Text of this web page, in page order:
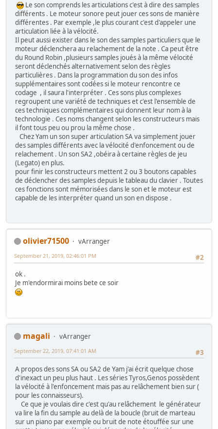
Le son comprends les articulations c'est à dire des samples
différents . Le moteur sonore peut jouer ces sons de manière
différentes . Par exemple ,le plus courant c'est d'appeler une
articulation liée à la vélocité.
Il peut aussi exister dans le son des samples particuliers que le
moteur déclenchera au relachement de la note . Ca peut être
du Round Robin ,plusieurs samples joués à la même vélocité
seront déclenchés alternativement selon des règles
particulières . Dans la programmation du son des infos
supplémentaires sont codées si le moteur rencontre ce
codage , il saura l'interpréter . Ces sons plus complexes
regroupent une variété de techniques et c'est l'ensemble de
ces techniques complémentaires qui donnent leur nom à la
technologie . Ces noms changent selon les constructeurs mais
il font tous peu ou prou la même chose .
Chez Yam un son super articulation SA va simplement jouer
des samples différents avec la vélocité d'enfoncement ou de
relachement . Un son SA2 ,obéira à certaine règles de jeu
(Legato) en plus.
pour finir les constructeurs mettent 2 ou 3 boutons capables
de déclencher des samples depuis le tableau du clavier . Toutes
ces fonctions sont mémorisées dans le son et le moteur est
capable de les interpréter quand un son en dispose .
olivier71500
vArranger
#2
September 21, 2019, 02:46:01 PM
ok .
Je m'endormirai moins bete ce soir
magali
vArranger
#3
September 22, 2019, 07:41:01 AM
A propos des sons SA ou SA2 de Yam j'ai écrit quelque chose
d'inexact un peu plus haut . Les séries Tyros,Genos possèdent
la vélocité à l'enfoncement mais pas au relâchement bien sur (
pour les connaisseurs).
Ce que je voulais dire c'est qu'au relâchement le générateur
va lire la fin du sample au delà de la boucle (bruit de marteau
sur un piano par exemple ou bruit de note étouffée sur une